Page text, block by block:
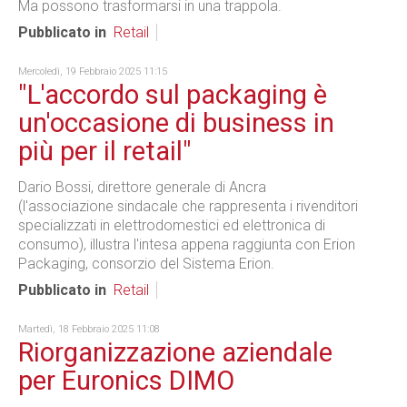
Ma possono trasformarsi in una trappola.
Pubblicato in Retail
Mercoledì, 19 Febbraio 2025 11:15
"L'accordo sul packaging è
un'occasione di business in
più per il retail"
Dario Bossi, direttore generale di Ancra
(l'associazione sindacale che rappresenta i rivenditori
specializzati in elettrodomestici ed elettronica di
consumo), illustra l'intesa appena raggiunta con Erion
Packaging, consorzio del Sistema Erion.
Pubblicato in Retail
Martedì, 18 Febbraio 2025 11:08
Riorganizzazione aziendale
per Euronics DIMO